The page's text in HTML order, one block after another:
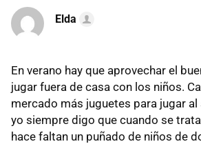
Elda
En verano hay que aprovechar el
jugar fuera de casa con los niños.
mercado más juguetes para jugar al
yo siempre digo que cuando se
hace faltan un puñado de niños de